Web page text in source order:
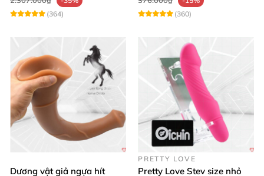
(364)
(360)
Dương vật giả ngựa hít
PRETTY LOVE
Pretty Love Stev size nhỏ